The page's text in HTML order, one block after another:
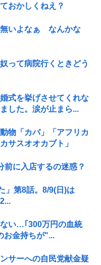
おかしくねえ？
無いよなぁ なんかな
って病院行くときどう
式を挙げさせてくれな
した。涙が止まら...
物「カバ」「アフリカ
サスオオカブト」
前に入店するの迷惑？
」第8話。8/9(日)は
い…｢300万円の血統
お金持ちが"...
サーへの自民党献金疑